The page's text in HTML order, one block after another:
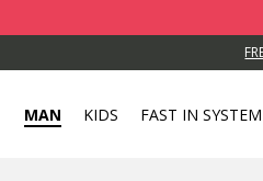
MAN KIDS FAST IN SYSTEM